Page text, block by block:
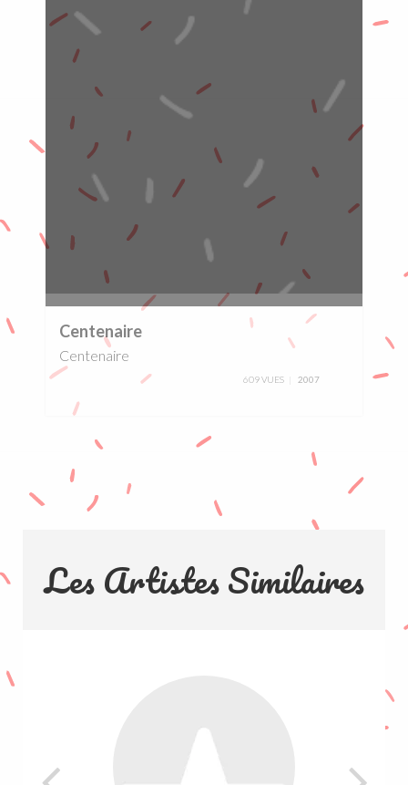
Centenaire
Centenaire
609 VUES 2007
Les Artistes Similaires